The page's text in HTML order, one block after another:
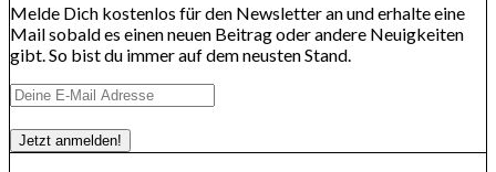
Melde Dich kostenlos für den Newsletter an und erhalte eine
Mail sobald es einen neuen Beitrag oder andere Neuigkeiten
gibt. So bist du immer auf dem neusten Stand.